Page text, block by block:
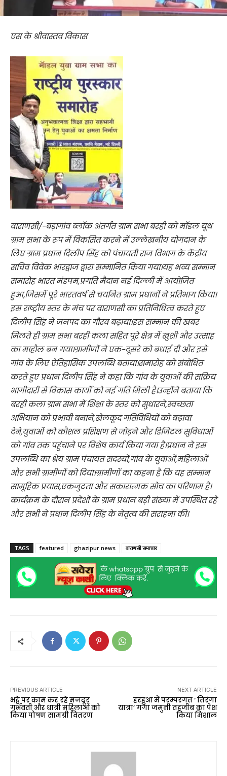
एस के श्रीवास्तव विकास
वाराणसी/-बड़ागांव ब्लॉक अंतर्गत ग्राम सभा बरही को मॉडल यूथ
ग्राम सभा के रूप में विकसित करने में उल्लेखनीय योगदान के
लिए ग्राम प्रधान दिलीप सिंह को पंचायती राज विभाग के केंद्रीय
सचिव विवेक भारद्वाज द्वारा सम्मानित किया गया।यह भव्य सम्मान
समारोह भारत मंडपम,प्रगति मैदान नई दिल्ली में आयोजित
हुआ,जिसमें पूरे भारतवर्ष से चयनित ग्राम प्रधानों ने प्रतिभाग किया।
इस राष्ट्रीय स्तर के मंच पर वाराणसी का प्रतिनिधित्व करते हुए
दिलीप सिंह ने जनपद का गौरव बढ़ाया।इस सम्मान की खबर
मिलते ही ग्राम सभा बरही कला सहित पूरे क्षेत्र में खुशी और उत्साह
का माहौल बन गया।ग्रामीणों ने एक-दूसरे को बधाई दी और इसे
गांव के लिए ऐतिहासिक उपलब्धि बताया।समारोह को संबोधित
करते हुए प्रधान दिलीप सिंह ने कहा कि गांव के युवाओं की सक्रिय
भागीदारी से विकास कार्यों को नई गति मिली है।उन्होंने बताया कि
बरही कला ग्राम सभा में शिक्षा के स्तर को सुधारने,स्वच्छता
अभियान को प्रभावी बनाने,खेलकूद गतिविधियों को बढ़ावा
देने,युवाओं को कौशल प्रशिक्षण से जोड़ने और डिजिटल सुविधाओं
को गांव तक पहुंचाने पर विशेष कार्य किया गया है।प्रधान ने इस
उपलब्धि का श्रेय ग्राम पंचायत सदस्यों,गांव के युवाओं,महिलाओं
और सभी ग्रामीणों को दिया।ग्रामीणों का कहना है कि यह सम्मान
सामूहिक प्रयास,एकजुटता और सकारात्मक सोच का परिणाम है।
कार्यक्रम के दौरान प्रदेशों के ग्राम प्रधान बड़ी संख्या में उपस्थित रहे
और सभी ने प्रधान दिलीप सिंह के नेतृत्व की सराहना की।
TAGS featured ghazipur news वाराणसी समाचार
PREVIOUS ARTICLE
भट्ठे पर काम कर रहे मजदूर
गर्भवती और धात्री महिलाओं को
किया पोषण सामग्री वितरण
NEXT ARTICLE
हरहुआ में परम्परगत ‘ तिरंगा
यात्रा’ गंगा जमुनी तहजीब का पेश
किया मिशाल